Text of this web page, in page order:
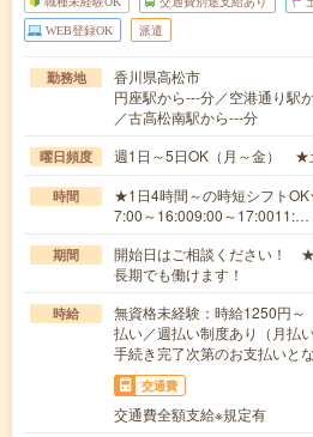
WEB登録OK 派遣
勤務地
香川県高松市
円座駅から---分／空港通り駅
／古高松南駅から---分
曜日頻度 週1日～5日OK（月～金） ★
時間
★1日4時間～の時短シフト
7:00～16:009:00～17:0011:…
期間
開始日はご相談ください！
長期でも働けます！
時給
無資格未経験：時給1250円
払い／週払い制度あり（月払
手続き完了次第のお支払いとな
交通費
交通費全額支給※規定有